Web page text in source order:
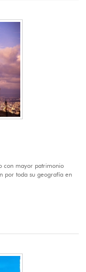
con mayor patrimonio
por toda su geografía en